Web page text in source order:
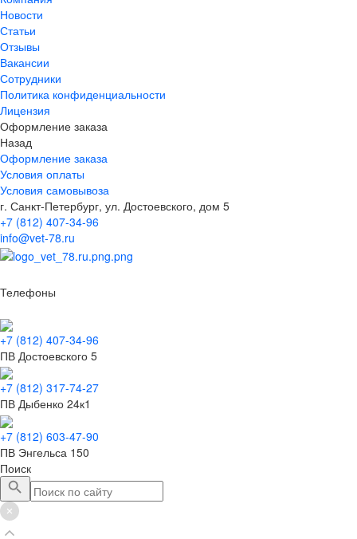
Новости
Статьи
Отзывы
Вакансии
Сотрудники
Политика конфиденциальности
Лицензия
Оформление заказа
Назад
Оформление заказа
Условия оплаты
Условия самовывоза
г. Санкт-Петербург, ул. Достоевского, дом 5
+7 (812) 407-34-96
info@vet-78.ru
Телефоны
+7 (812) 407-34-96
ПВ Достоевского 5
+7 (812) 317-74-27
ПВ Дыбенко 24к1
+7 (812) 603-47-90
ПВ Энгельса 150
Поиск